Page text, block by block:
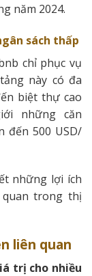
năm 2024.
sách thấp
chỉ phục vụ
này có đa
biệt thự cao
những căn
đến 500 USD/
những lợi ích
trong thị
liên quan
trị cho nhiều